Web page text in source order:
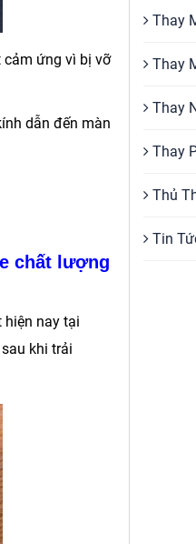
ứng vì bị vỡ
dẫn đến màn
chất lượng
hiện nay tại
khi trải
Thay
Thay
Thay
Thay
Thủ
Tin